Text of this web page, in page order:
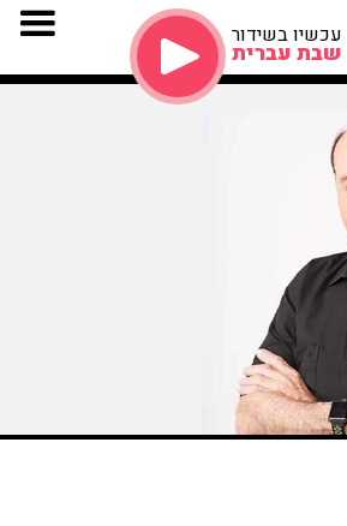
עכשיו בשידור
שבת עברית